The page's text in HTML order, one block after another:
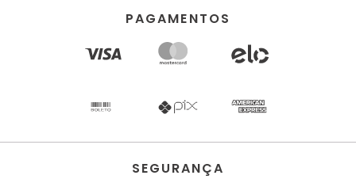
PAGAMENTOS
SEGURANÇA